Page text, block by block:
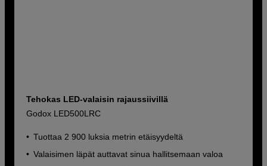
Tehokas LED-valaisin rajaussiivillä
Godox LED500LRC
Tuottaa 2 900 luksia metrin etäisyydeltä
Valaisimen läpät auttavat sinua hallitsemaan valoa